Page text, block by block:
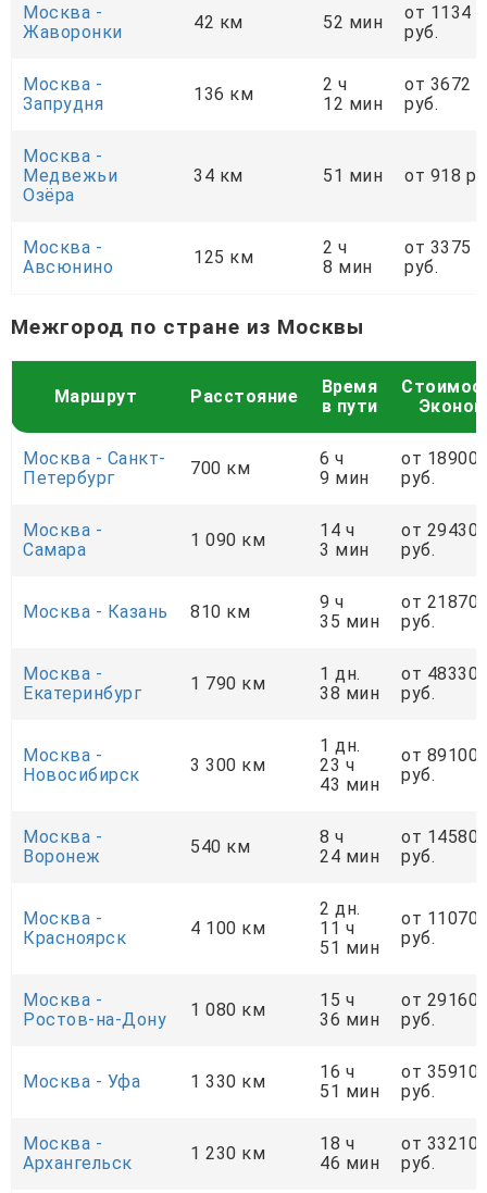
Москва -
Жаворонки
42 км 52 мин
от 1134
руб.
Москва -
Запрудня
136 км
2 ч
12 мин
от 3672
руб.
Москва -
Медвежьи
Озёра
34 км 51 мин от 918
Москва -
Авсюнино
125 км
2 ч
8 мин
от 3375
руб.
Межгород по стране из Москвы
Маршрут Расстояние
Время
в пути
Эконом
Москва - Санкт-
Петербург
700 км
6 ч
9 мин
от 18900
руб.
Москва -
Самара
1 090 км
14 ч
3 мин
от 29430
руб.
Москва - Казань 810 км
9 ч
35 мин
от 21870
руб.
Москва -
Екатеринбург
1 790 км
1 дн.
38 мин
от 48330
руб.
Москва -
Новосибирск
3 300 км
1 дн.
23 ч
43 мин
от 89100
руб.
Москва -
Воронеж
540 км
8 ч
24 мин
от 14580
руб.
Москва -
Красноярск
4 100 км
2 дн.
11 ч
51 мин
от
руб.
Москва -
Ростов-на-Дону
1 080 км
15 ч
36 мин
от 29160
руб.
Москва - Уфа 1 330 км
16 ч
51 мин
от 35910
руб.
Москва -
Архангельск
1 230 км
18 ч
46 мин
от 33210
руб.